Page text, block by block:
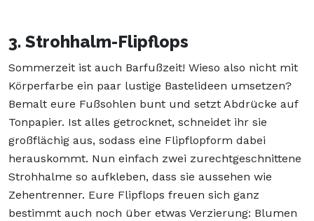
3. Strohhalm-Flipflops
Sommerzeit ist auch Barfußzeit! Wieso also nicht mit
Körperfarbe ein paar lustige Bastelideen umsetzen?
Bemalt eure Fußsohlen bunt und setzt Abdrücke auf
Tonpapier. Ist alles getrocknet, schneidet ihr sie
großflächig aus, sodass eine Flipflopform dabei
herauskommt. Nun einfach zwei zurechtgeschnittene
Strohhalme so aufkleben, dass sie aussehen wie
Zehentrenner. Eure Flipflops freuen sich ganz
bestimmt auch noch über etwas Verzierung: Blumen